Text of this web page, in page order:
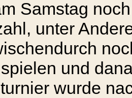
Samstag
unter
und
wurde